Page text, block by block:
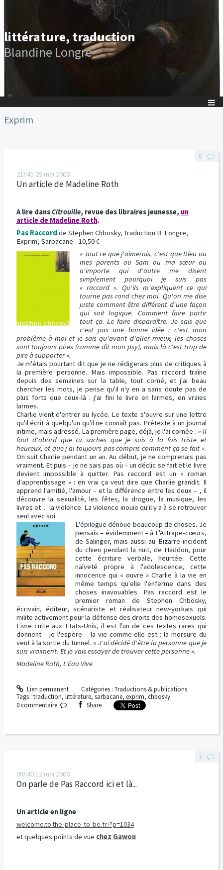
littérature, traduction
Blandine Longre
Exprim
21h41 29 mai 2008
Un article de Madeline Roth
A lire dansCitrouille, revue des libraires jeunesse, un
article de Madeline Roth.
Pas Raccord de Stephen Chbosky, Traduction B. Longre,
Exprim', Sarbacane - 10,50 €
« Tout ce que j'aimerais, c'est que Dieu ou
mes parents ou Sam ou ma sœur ou
n'importe qui d'autre me disent
simplement pourquoi je suis pas
« raccord ». Qu'ils m'expliquent ce qui
tourne pas rond chez moi. Qu'on me dise
juste comment être différent d'une façon
qui soit logique. Comment faire partir
tout ça. Le faire disparaître. Je sais que
c'est pas une bonne idée : c'est mon
problème à moi et je sais qu'avant d'aller mieux, les choses
sont toujours pires (comme dit mon psy), mais là c'est trop de
pire à supporter ».
Je m'étais pourtant dit que je ne rédigerais plus de critiques à
la première personne. Mais impossible. Pas raccord traîne
depuis des semaines sur la table, tout corné, et j'ai beau
chercher les mots, je pense qu'il n'y en a sans doute pas de
plus forts que ceux-là : j'ai fini le livre en larmes, en vraies
larmes.
Charlie vient d'entrer au lycée. Le texte s'ouvre sur une lettre
qu'il écrit à quelqu'un qu'il ne connaît pas. Prétexte à un journal
intime, mais adressé. La première page, déjà, je l'ai cornée : « Il
faut d'abord que tu saches que je suis à la fois triste et
heureux, et que j'ai toujours pas compris comment ça se fait ».
On suit Charlie pendant un an. Au début, je ne comprenais pas
vraiment. Et puis – je ne sais pas où – un déclic se fait et le livre
devient impossible à quitter. Pas raccord est un « roman
d'apprentissage » : en vrai ça veut dire que Charlie grandit. Il
apprend l'amitié, l'amour – et la différence entre les deux – , il
découvre la sexualité, les fêtes, la drogue, la musique, les
livres et… la violence. La violence inouïe qu'il y a à se retrouver
seul avec soi.
L'épilogue dénoue beaucoup de choses. Je
pensais – évidemment – à L'Attrape-cœurs,
de Salinger, mais aussi au Bizarre incident
du chien pendant la nuit, de Haddon, pour
cette écriture verbale, heurtée. Cette
naïveté propre à l'adolescence, cette
innocence qui « ouvre » Charlie à la vie en
même temps qu'elle l'enferme dans des
choses inavouables. Pas raccord est le
premier roman de Stephen Chbosky,
écrivain, éditeur, scénariste et réalisateur new-yorkais qui
milite activement pour la défense des droits des homosexuels.
Livre culte aux Etats-Unis, il est l'un de ces textes rares qui
donnent – je l'espère – la vie comme elle est : la morsure du
vent à la sortie du tunnel. « J'ai décidé d'être la personne que je
suis vraiment. Et je vais essayer de trouver cette personne ».
Madeline Roth, L'Eau Vive
Lien permanent Catégories : Traductions & publications
Tags : traduction, littérature, sarbacane, exprim, chbosky
0
0 commentaire Share
06h4012 mai 2008
On parle de Pas Raccord ici et là...
Un article en ligne
welcome.to.the-place-to-be.fr/?p=1034
et quelques points de vue chez Gawou
1